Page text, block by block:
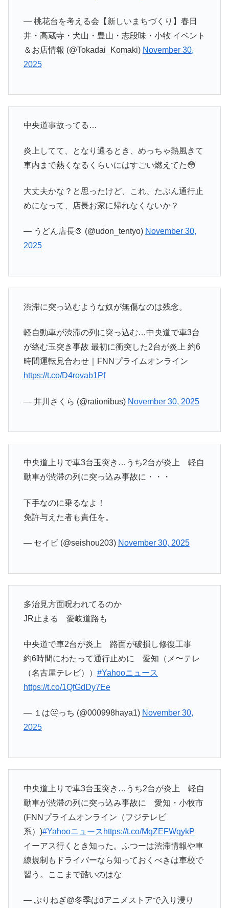
— 桃花台を考える会【新しいまちづくり】春日
井・高蔵寺・犬山・豊山・志段味・小牧 イベント
＆お店情報 (@Tokadai_Komaki) November 30,
2025
中央道事故ってる…
炎上してて、となり通るとき、めっちゃ熱風きて
車内まで熱くなるくらいにはすごい燃えてた😳
大丈夫かな？と思ったけど、これ、たぶん通行止
めになって、店長お家に帰れなくないか？
— うどん店長🍲 (@udon_tentyo) November 30,
2025
渋滞に突っ込むような奴が無傷なのは残念。
軽自動車が渋滞の列に突っ込む…中央道で車3台
が絡む玉突き事故 最初に衝突した2台が炎上 約6
時間運転見合わせ｜FNNプライムオンライン
https://t.co/D4rovab1Pf
— 井川さくら (@rationibus) November 30, 2025
中央道上りで車3台玉突き…うち2台が炎上 軽自
動車が渋滞の列に突っ込み事故に・・・
下手なのに乗るなよ！
免許与えた者も責任を。
— セイビ (@seishou203) November 30, 2025
多治見方面呪われてるのか
JR止まる 愛岐道路も
中央道で車2台が炎上 路面が破損し修復工事
約6時間にわたって通行止めに 愛知（メ〜テレ
（名古屋テレビ）） #Yahooニュース
https://t.co/1QfGdDy7Ee
— １は🤔っち (@000998haya1) November 30,
2025
中央道上りで車3台玉突き…うち2台が炎上 軽自
動車が渋滞の列に突っ込み事故に 愛知・小牧市
(FNNプライムオンライン（フジテレビ
系）)#Yahooニュース https://t.co/MqZEFWqykP
イーアス行くとき知った。ふつーは渋滞情報や車
線規制もドライバーなら知っておくべきは車校で
習う。ここまで酷いのはな
— ぷりねぎ@冬季はdアニメストアで入り浸り